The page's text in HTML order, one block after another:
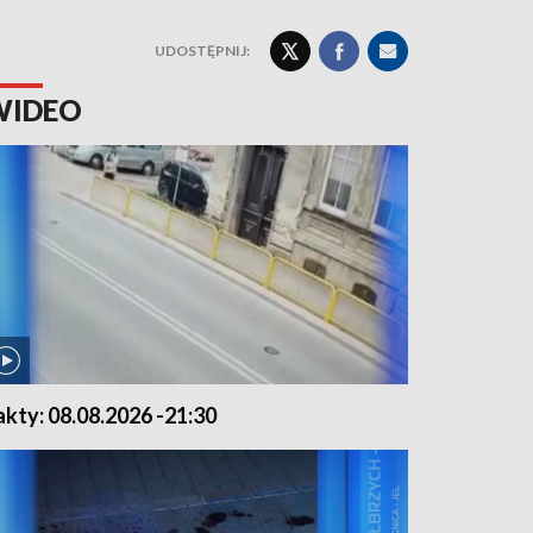
UDOSTĘPNIJ:
08.08.2026 -21:30